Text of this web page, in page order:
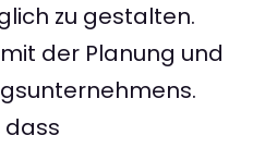
zu gestalten.
der Planung und
dass